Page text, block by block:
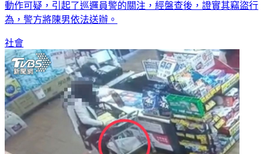
動作可疑，引起了巡邏員警的關注，經盤查後，證實其竊盜行
為，警方將陳男依法送辦。
社會